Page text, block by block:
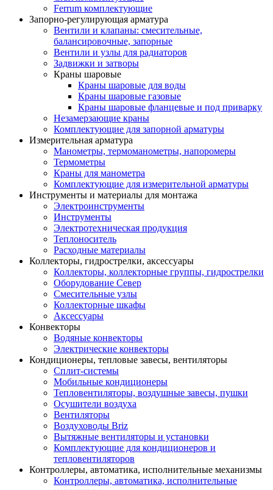
Ferrum комплектующие
Запорно-регулирующая арматура
Вентили и клапаны: смесительные,
балансировочные, запорные
Вентили и узлы для радиаторов
Задвижки и затворы
Краны шаровые
Краны шаровые для воды
Краны шаровые газовые
Краны шаровые фланцевые и под приварку
Незамерзающие краны
Комплектующие для запорной арматуры
Измерительная арматура
Манометры, термоманометры, напоромеры
Термометры
Краны для манометра
Комплектующие для измерительной арматуры
Инструменты и материалы для монтажа
Электроинструменты
Инструменты
Электротехническая продукция
Теплоноситель
Расходные материалы
Коллекторы, гидрострелки, аксессуары
Коллекторы, коллекторные группы, гидрострелки
Оборудование Север
Смесительные узлы
Коллекторные шкафы
Аксессуары
Конвекторы
Водяные конвекторы
Электрические конвекторы
Кондиционеры, тепловые завесы, вентиляторы
Сплит-системы
Мобильные кондиционеры
Тепловентиляторы, воздушные завесы, пушки
Осушители воздуха
Вентиляторы
Воздуховоды Briz
Вытяжные вентиляторы и установки
Комплектующие для кондиционеров и
тепловентиляторов
Контроллеры, автоматика, исполнительные механизмы
Контроллеры, автоматика, исполнительные